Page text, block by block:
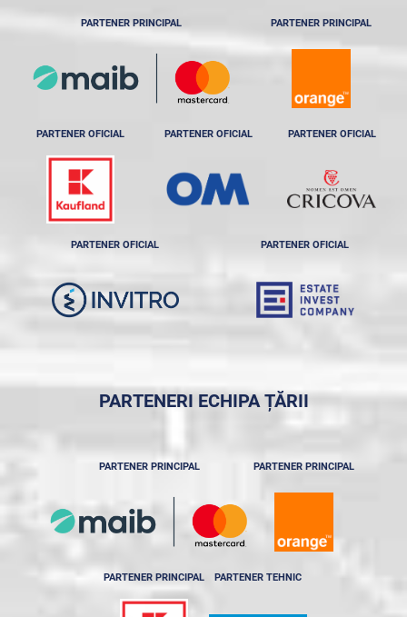
PARTENER PRINCIPAL PARTENER PRINCIPAL
PARTENER OFICIAL PARTENER OFICIAL PARTENER OFICIAL
PARTENER OFICIAL PARTENER OFICIAL
PARTENERI ECHIPA ȚĂRII
PARTENER PRINCIPAL PARTENER PRINCIPAL
PARTENER PRINCIPAL PARTENER TEHNIC